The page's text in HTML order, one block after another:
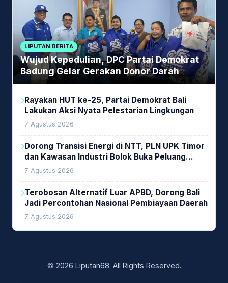
LIPUTAN BERITA
Wujud Kepedulian, DPC Partai Demokrat
Badung Gelar Gerakan Donor Darah
Rayakan HUT ke-25, Partai Demokrat Bali
Lakukan Aksi Nyata Pelestarian Lingkungan
7 Agustus 2026
Dorong Transisi Energi di NTT, PLN UPK Timor
dan Kawasan Industri Bolok Buka Peluang
Investasi Woodchip untuk Cofiring PLTU Bolok
7 Agustus 2026
Terobosan Alternatif Luar APBD, Dorong Bali
Jadi Percontohan Nasional Pembiayaan Daerah
7 Agustus 2026
© 2026 Liputan68. All Rights Reserved.